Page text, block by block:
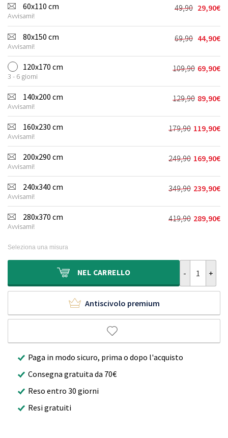
60x110 cm
Avvisami!
49,90
Il
prezzo
originale
era:
49,90€.
29,90€
Il
prezzo
attuale
è:
29,90€.
80x150 cm
Avvisami!
69,90
Il
prezzo
originale
era:
69,90€.
44,90€
Il
prezzo
attuale
è:
44,90€.
120x170 cm
3 - 6 giorni
109,90
Il
prezzo
originale
era:
109,90€.
69,90€
Il
prezzo
attuale
è:
69,90€.
140x200 cm
Avvisami!
129,90
Il
prezzo
originale
era:
129,90€.
89,90€
Il
prezzo
attuale
è:
89,90€.
160x230 cm
Avvisami!
179,90
Il
prezzo
originale
era:
179,90€.
119,90€
Il
prezzo
attuale
è:
119,90€.
200x290 cm
Avvisami!
249,90
Il
prezzo
originale
era:
249,90€.
169,90€
Il
prezzo
attuale
è:
169,90€.
240x340 cm
Avvisami!
349,90
Il
prezzo
originale
era:
239,90€
Il
prezzo
attuale
è:
280x370 cm
Avvisami!
419,90
Il
419,90€.
289,90€
Il
289,90€.
Seleziona una misura
NEL CARRELLO
Antiscivolo premium
Paga in modo sicuro, prima o dopo l'acquisto
Consegna gratuita da 70€
Reso entro 30 giorni
Resi gratuiti